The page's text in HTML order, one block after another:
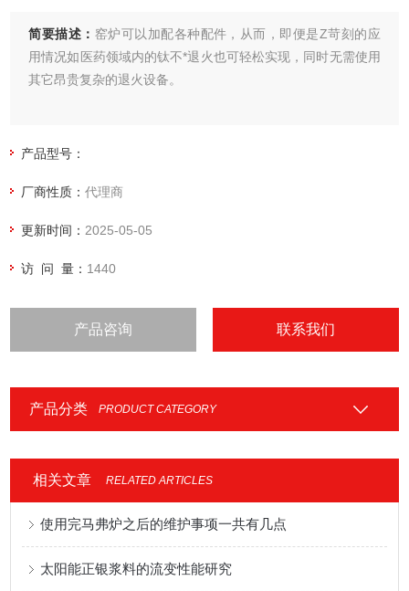
简要描述： 窑炉可以加配各种配件，从而，即便是Z苛刻的应
用情况如医药领域内的钛不*退火也可轻松实现，同时无需使用
其它昂贵复杂的退火设备。
产品型号：
厂商性质：代理商
更新时间： 2025-05-05
访 问 量： 1440
产品咨询 联系我们
产品分类 PRODUCT CATEGORY
相关文章 RELATED ARTICLES
使用完马弗炉之后的维护事项一共有几点
太阳能正银浆料的流变性能研究